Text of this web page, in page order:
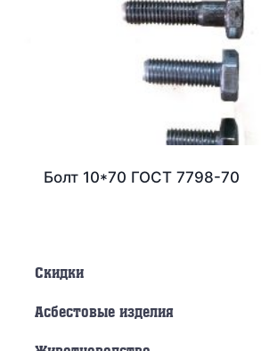
Болт 10*70 ГОСТ 7798-70
Скидки
Асбестовые изделия